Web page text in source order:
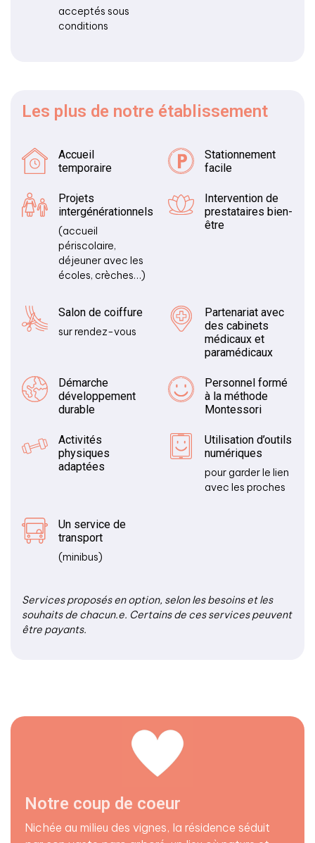
acceptés sous
conditions
Les plus de notre établissement
Accueil
temporaire
Stationnement
facile
Projets
intergénérationnels
(accueil
périscolaire,
déjeuner avec les
écoles, crèches…)
Intervention de
prestataires bien-
être
Salon de coiffure
sur rendez-vous
Partenariat avec
des cabinets
médicaux et
paramédicaux
Démarche
développement
durable
Personnel formé
à la méthode
Montessori
Activités
physiques
adaptées
Utilisation d’outils
numériques
pour garder le lien
avec les proches
Un service de
transport
(minibus)
Services proposés en option, selon les besoins et les
souhaits de chacun.e. Certains de ces services peuvent
être payants.
Notre coup de coeur
Nichée au milieu des vignes, la résidence séduit